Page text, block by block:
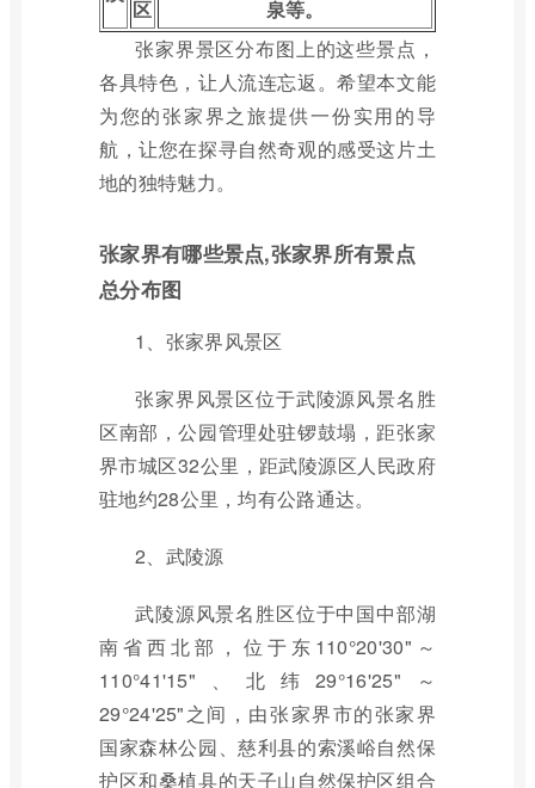
区
泉等。
张家界景区分布图上的这些景点，
各具特色，让人流连忘返。希望本文能
为您的张家界之旅提供一份实用的导
航，让您在探寻自然奇观的感受这片土
地的独特魅力。
张家界有哪些景点,张家界所有景点
总分布图
1、张家界风景区
张家界风景区位于武陵源风景名胜
区南部，公园管理处驻锣鼓塌，距张家
界市城区32公里，距武陵源区人民政府
驻地约28公里，均有公路通达。
2、武陵源
武陵源风景名胜区位于中国中部湖
南省西北部，位于东110°20'30"～
110°41'15"、北纬29°16'25"～
29°24'25"之间，由张家界市的张家界
国家森林公园、慈利县的索溪峪自然保
护区和桑植县的天子山自然保护区组合